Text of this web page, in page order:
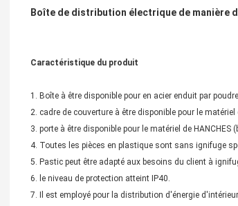
Boîte de distribution électrique de manière
Caractéristique du produit
1. Boîte à être disponible pour en acier enduit par
2. cadre de couverture à être disponible pour le matériel
3. porte à être disponible pour le matériel de HANCHES
4. Toutes les pièces en plastique sont sans ignifuge
5. Pastic peut être adapté aux besoins du client à
6. le niveau de protection atteint IP40.
7. Il est employé pour la distribution d'énergie